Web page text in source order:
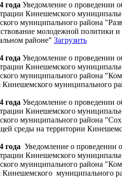
года Уведомление о проведении
Кинешемского
муниципального района
молодежной политики
районе" Загрузить
года Уведомление о проведении
Кинешемского
муниципального района
Кинешемского муниципального
года Уведомление о проведении
Кинешемского
муниципального района
среды на территории
года Уведомление о проведении
Кинешемского
муниципального района
Кинешемского муниципального